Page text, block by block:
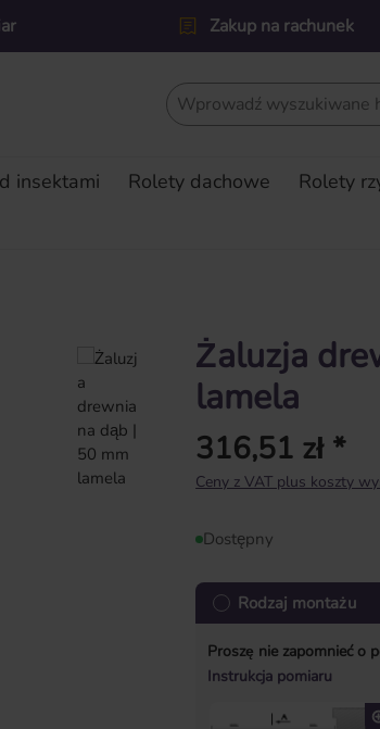
Zakup na rachunek
insektami Rolety dachowe Rolety
Żaluzja
lamela
Cena regularna:
316,51 zł *
Ceny z VAT plus koszty
Dostępny
Rodzaj montażu
Proszę nie zapomnieć o
Instrukcja pomiaru